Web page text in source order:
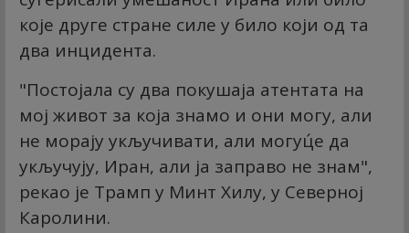
које друге стране силе у било који од та
два инцидента.
"Постојала су два покушаја атентата на
мој живот за која знамо и они могу, али
не морају укључивати, али могуц́е да
укључују, Иран, али ја заправо не знам",
рекао је Трамп у Минт Хилу, у Северној
Каролини.